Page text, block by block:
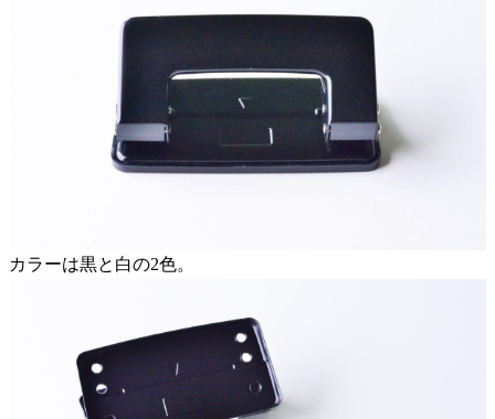
カラーは黒と白の2色。